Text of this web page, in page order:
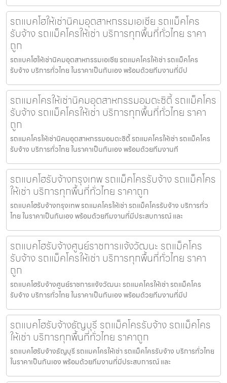
รถแบคโฮให้เช่านิคมอุตสาหกรรมเอเชีย รถแม็คโคร
รับจ้าง รถแม็คโครให้เช่า บริการทุกพื้นที่ทั่วไทย ราคา
ถูก
รถแบคโฮให้เช่านิคมอุตสาหกรรมเอเชีย รถแมคโครให้เช่า รถแม็คโคร
รับจ้าง บริการทั่วไทย ในราคาเป็นกันเอง พร้อมด้วยทีมงานที่มีป
รถแมคโครให้เช่านิคมอุตสาหกรรมอมตะซิตี้ รถแม็คโคร
รับจ้าง รถแม็คโครให้เช่า บริการทุกพื้นที่ทั่วไทย ราคา
ถูก
รถแมคโครให้เช่านิคมอุตสาหกรรมอมตะซิตี้ รถแมคโครให้เช่า รถแม็คโคร
รับจ้าง บริการทั่วไทย ในราคาเป็นกันเอง พร้อมด้วยทีมงานที
รถแบคโฮรับจ้างกรุงเทพ รถแม็คโครรับจ้าง รถแม็คโคร
ให้เช่า บริการทุกพื้นที่ทั่วไทย ราคาถูก
รถแบคโฮรับจ้างกรุงเทพ รถแมคโครให้เช่า รถแม็คโครรับจ้าง บริการทั่ว
ไทย ในราคาเป็นกันเอง พร้อมด้วยทีมงานที่มีประสบการณ์ และ
รถแบคโฮรับจ้างศูนย์ราชการแจ้งวัฒนะ รถแม็คโคร
รับจ้าง รถแม็คโครให้เช่า บริการทุกพื้นที่ทั่วไทย ราคา
ถูก
รถแบคโฮรับจ้างศูนย์ราชการแจ้งวัฒนะ รถแมคโครให้เช่า รถแม็คโคร
รับจ้าง บริการทั่วไทย ในราคาเป็นกันเอง พร้อมด้วยทีมงานที่มีป
รถแบคโฮรับจ้างธัญบุรี รถแม็คโครรับจ้าง รถแม็คโคร
ให้เช่า บริการทุกพื้นที่ทั่วไทย ราคาถูก
รถแบคโฮรับจ้างธัญบุรี รถแมคโครให้เช่า รถแม็คโครรับจ้าง บริการทั่วไทย
ในราคาเป็นกันเอง พร้อมด้วยทีมงานที่มีประสบการณ์ และ